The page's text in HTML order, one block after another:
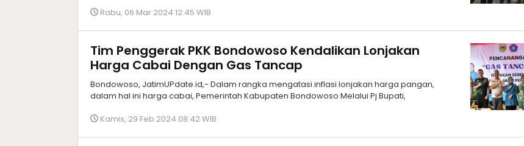
Rabu, 06 Mar 2024 12:45 WIB
Tim Penggerak PKK Bondowoso Kendalikan Lonjakan
Harga Cabai Dengan Gas Tancap
Bondowoso, JatimUPdate.id,- Dalam rangka mengatasi inflasi lonjakan harga pangan,
dalam hal ini harga cabai, Pemerintah Kabupaten Bondowoso Melalui Pj Bupati,
Kamis, 29 Feb 2024 08:42 WIB